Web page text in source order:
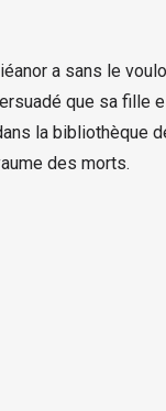
a sans le
que sa fille
la bibliothèque
des morts.